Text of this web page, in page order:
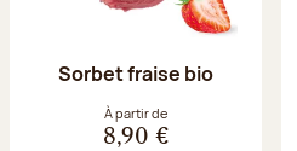
Sorbet fraise bio
À partir de
8,90 €